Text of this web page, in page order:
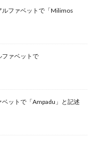
ルファベットで「Milimos
ファベットで
ベットで「Ampadu」と記述